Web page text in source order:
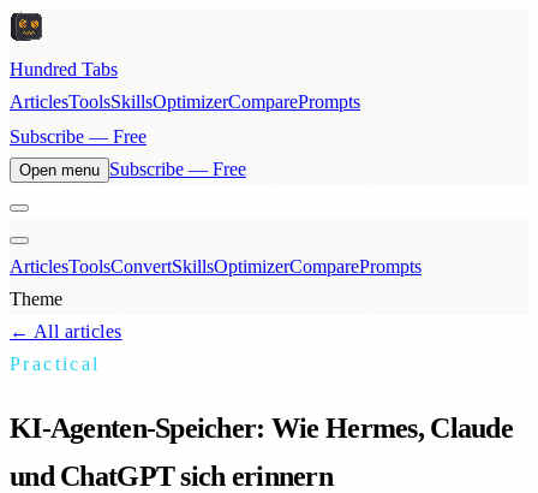
Hundred Tabs
ArticlesToolsSkillsOptimizerComparePrompts
Subscribe — Free
Open menu Subscribe — Free
ArticlesToolsConvertSkillsOptimizerComparePrompts
Theme
← All articles
Practical
KI-Agenten-Speicher: Wie Hermes, Claude
und ChatGPT sich erinnern